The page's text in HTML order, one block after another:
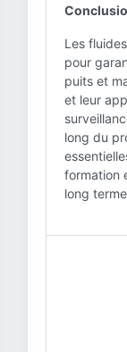
Les
pour
puits et
et leur
long du
formation
long